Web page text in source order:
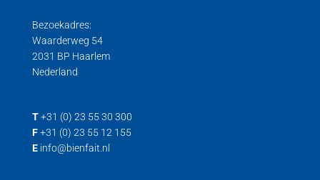
Bezoekadres:
Waarderweg 54
2031 BP Haarlem
Nederland
T +31 (0) 23 55 30 300
F +31 (0) 23 55 12 155
E info@bienfait.nl